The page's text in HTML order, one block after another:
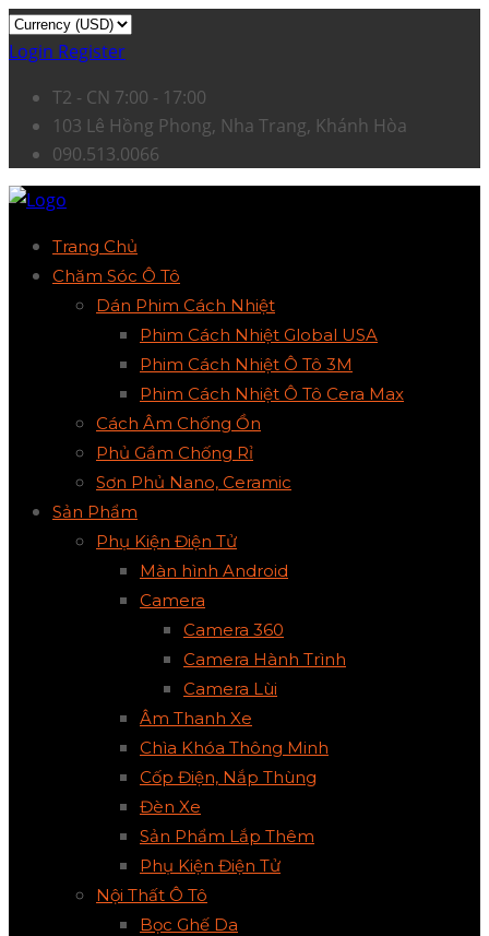
Login Register
T2 - CN 7:00 - 17:00
103 Lê Hồng Phong, Nha Trang, Khánh Hòa
090.513.0066
Trang Chủ
Chăm Sóc Ô Tô
Dán Phim Cách Nhiệt
Phim Cách Nhiệt Global USA
Phim Cách Nhiệt Ô Tô 3M
Phim Cách Nhiệt Ô Tô Cera Max
Cách Âm Chống Ồn
Phủ Gầm Chống Rỉ
Sơn Phủ Nano, Ceramic
Sản Phẩm
Phụ Kiện Điện Tử
Màn hình Android
Camera
Camera 360
Camera Hành Trình
Camera Lùi
Âm Thanh Xe
Chìa Khóa Thông Minh
Cốp Điện, Nắp Thùng
Đèn Xe
Sản Phẩm Lắp Thêm
Phụ Kiện Điện Tử
Nội Thất Ô Tô
Bọc Ghế Da